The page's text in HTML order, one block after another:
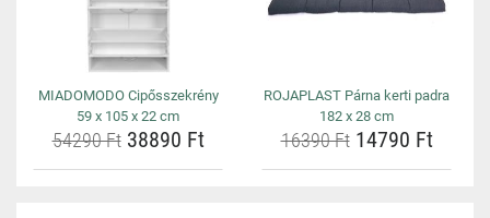
MIADOMODO Cipősszekrény
59 x 105 x 22 cm
54290 Ft38890 Ft
ROJAPLAST Párna kerti padra
182 x 28 cm
16390 Ft14790 Ft